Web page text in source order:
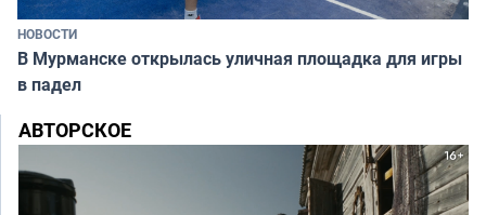
НОВОСТИ
В Мурманске открылась уличная площадка для игры
в падел
АВТОРСКОЕ